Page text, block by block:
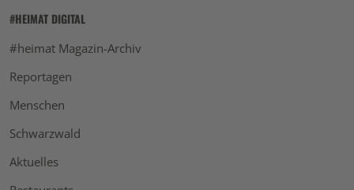
#HEIMAT DIGITAL
#heimat Magazin-Archiv
Reportagen
Menschen
Schwarzwald
Aktuelles